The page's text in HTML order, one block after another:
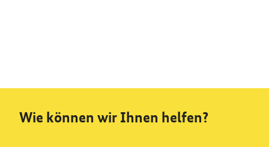
Wie können wir Ihnen helfen?